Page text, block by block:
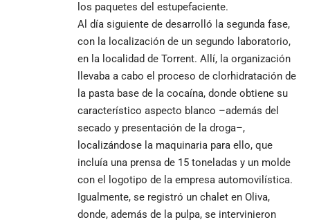
los paquetes del estupefaciente.
Al día siguiente de desarrolló la segunda fase,
con la localización de un segundo laboratorio,
en la localidad de Torrent. Allí, la organización
llevaba a cabo el proceso de clorhidratación de
la pasta base de la cocaína, donde obtiene su
característico aspecto blanco –además del
secado y presentación de la droga–,
localizándose la maquinaria para ello, que
incluía una prensa de 15 toneladas y un molde
con el logotipo de la empresa automovilística.
Igualmente, se registró un chalet en Oliva,
donde, además de la pulpa, se intervinieron